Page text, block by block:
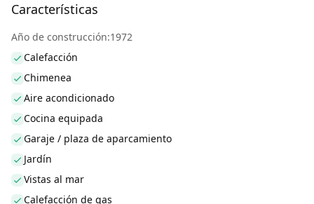
Características
Año de construcción:1972
Calefacción
Chimenea
Aire acondicionado
Cocina equipada
Garaje / plaza de aparcamiento
Jardín
Vistas al mar
Calefacción de gas